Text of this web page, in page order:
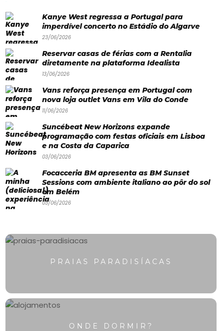
dormir?
Lifestyle
Restaurantes
Praias
Paradisíacas
Swimwear
Água
Bronzeado
Sun7
Falem
💬
Kanye West regressa a Portugal para
imperdível concerto no Estádio do Algarve
23/06/2026
Reservar casas de férias com a Rentalia
diretamente na plataforma Idealista
13/06/2026
Vans reforça presença em Portugal com
nova loja outlet Vans em Vila do Conde
11/06/2026
Suncébeat New Horizons expande
programação com festas oficiais em Lisboa
e na Costa da Caparica
03/06/2026
Focacceria BM apresenta as BM Sunset
Sessions com ambiente italiano ao pôr do sol
em Belém
03/06/2026
PRAIAS PARADISÍACAS
ONDE DORMIR?